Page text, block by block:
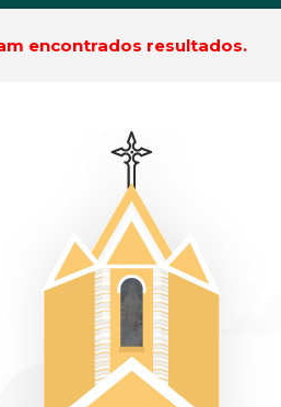
encontrados resultados.